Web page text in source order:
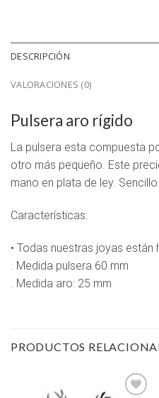
DESCRIPCIÓN
VALORACIONES (0)
Pulsera aro rígido
La pulsera esta compuesta
otro más pequeño. Este
mano en plata de ley.
Características:
• Todas nuestras joyas
. Medida pulsera 60 mm
. Medida aro: 25 mm
PRODUCTOS